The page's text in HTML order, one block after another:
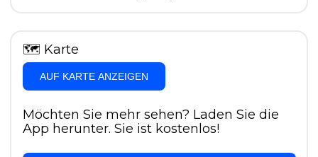
🗺 Karte
AUF KARTE ANZEIGEN
Möchten Sie mehr sehen? Laden Sie die
App herunter. Sie ist kostenlos!